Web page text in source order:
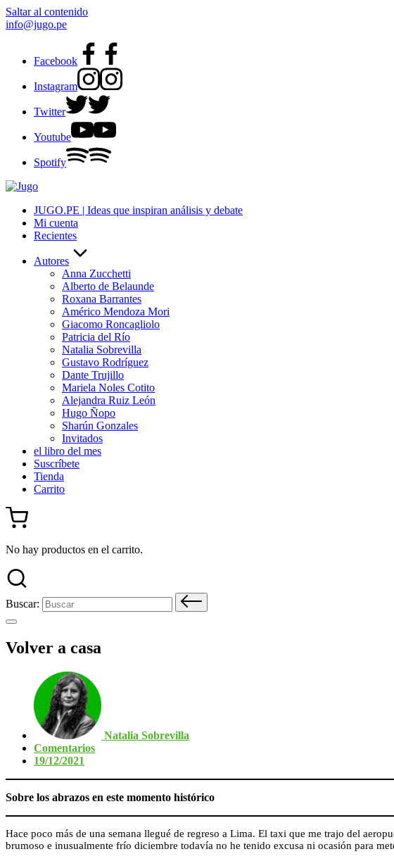
Saltar al contenido
info@jugo.pe
Facebook
Instagram
Twitter
Youtube
Spotify
JUGO.PE | Ideas que inspiran análisis y debate
Mi cuenta
Recientes
Autores
Anna Zucchetti
Alberto de Belaunde
Roxana Barrantes
Américo Mendoza Mori
Giacomo Roncagliolo
Patricia del Río
Natalia Sobrevilla
Gustavo Rodríguez
Dante Trujillo
Mariela Noles Cotito
Alejandra Ruiz León
Hugo Ñopo
Sharún Gonzales
Invitados
el libro del mes
Suscríbete
Tienda
Carrito
No hay productos en el carrito.
Buscar:
Volver a casa
Natalia Sobrevilla
Comentarios
19/12/2021
Sobre los abrazos en este momento histórico
Hace poco más de una semana llegué de regreso a Lima. El taxi que me trajo del
brumoso e inusualmente frío diciembre todavía no he tenido excusa ni ocasión para